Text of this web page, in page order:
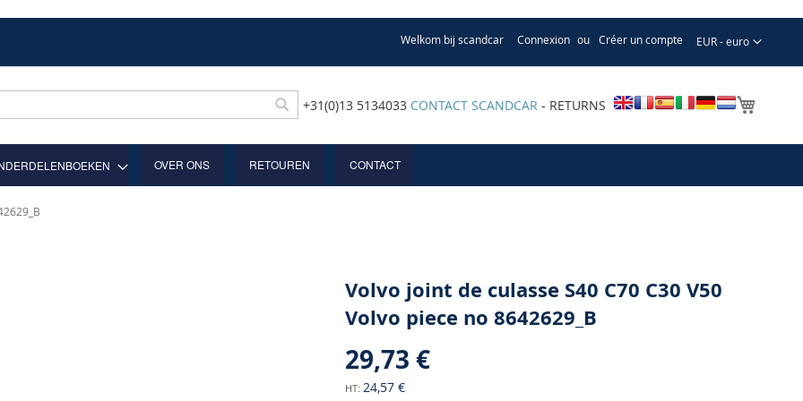
Devise
EUR - euro
Welkom bij scandcar Connexion Créer un compte
+31(0)13 5134033 CONTACT SCANDCAR - RETURNS
OVER ONS RETOUREN CONTACT
Volvo joint de culasse S40 C70 C30 V50
Volvo piece no 8642629_B
29,73 €
24,57 €